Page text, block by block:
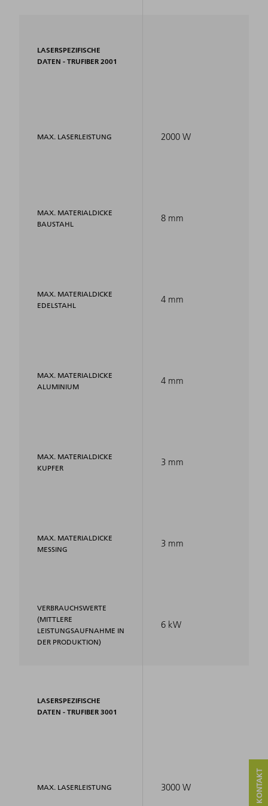
LASERSPEZIFISCHE
DATEN - TRUFIBER 2001
MAX. LASERLEISTUNG
MAX. MATERIALDICKE
BAUSTAHL
MAX. MATERIALDICKE
EDELSTAHL
MAX. MATERIALDICKE
ALUMINIUM
MAX. MATERIALDICKE
KUPFER
MAX. MATERIALDICKE
MESSING
VERBRAUCHSWERTE
(MITTLERE
LEISTUNGSAUFNAHME IN
DER PRODUKTION)
LASERSPEZIFISCHE
DATEN - TRUFIBER 3001
MAX. LASERLEISTUNG
2000 W
8 mm
4 mm
4 mm
3 mm
3 mm
6 kW
3000 W